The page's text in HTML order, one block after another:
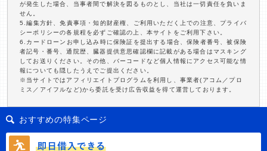
が発生した場合、当事者間で解決を図るものとし、当社は一切責任を負いま
せん。
5.編集方針、免責事項・知的財産権、ご利用いただく上での注意、プライバ
シーポリシーの各規程を必ずご確認の上、本サイトをご利用下さい。
6.カードローンお申し込み時に保険証を提出する場合、保険者番号、被保険
者記号・番号、通院歴、臓器提供意思確認欄に記載がある場合はマスキング
してお送りください。その他、バーコードなど個人情報にアクセス可能な情
報についても隠したうえでご提出ください。
※当サイトではアフィリエイトプログラムを利用し、事業者(アコム／プロ
ミス／アイフルなど)から委託を受け広告収益を得て運営しております。
おすすめの特集ページ